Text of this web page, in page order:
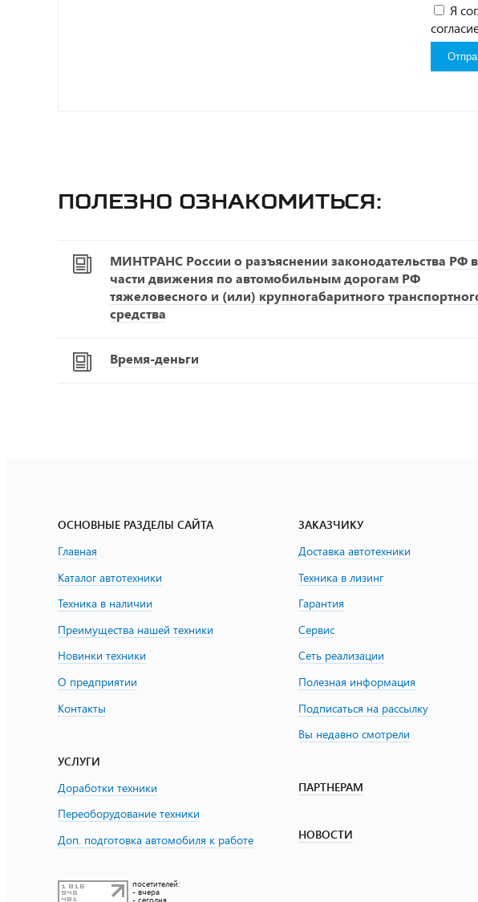
Я
Полезно ознакомиться:
МИНТРАНС России о разъяснении законодательства РФ в
части движения по автомобильным дорогам РФ
тяжеловесного и (или) крупногабаритного
средства
Время-деньги
ОСНОВНЫЕ РАЗДЕЛЫ САЙТА
Главная
Каталог автотехники
Техника в наличии
Преимущества нашей техники
Новинки техники
О предприятии
Контакты
УСЛУГИ
Доработки техники
Переоборудование техники
Доп. подготовка автомобиля к работе
посетителей:
- вчера
- сегодня
ЗАКАЗЧИКУ
Доставка автотехники
Техника в лизинг
Гарантия
Сервис
Сеть реализации
Полезная информация
Подписаться на рассылку
Вы недавно смотрели
ПАРТНЕРАМ
НОВОСТИ